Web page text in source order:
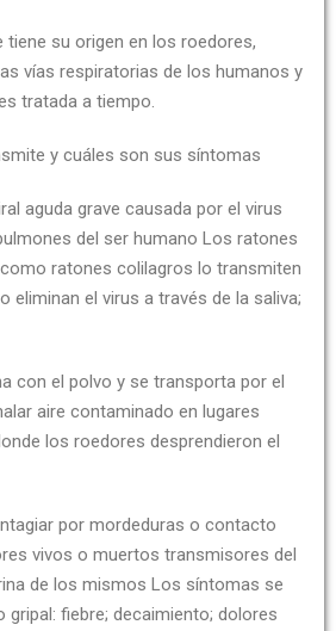
tiene su origen en los roedores,
vías respiratorias de los humanos y
tratada a tiempo.
y cuáles son sus síntomas
aguda grave causada por el virus
del ser humano Los ratones
ratones colilagros lo transmiten
eliminan el virus a través de la saliva;
con el polvo y se transporta por el
aire contaminado en lugares
los roedores desprendieron el
por mordeduras o contacto
vivos o muertos transmisores del
de los mismos Los síntomas se
gripal: fiebre; decaimiento; dolores